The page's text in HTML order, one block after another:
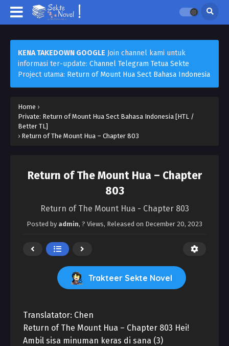
KENA TAKEDOWN GOOGLE Join channel kami untuk
informasi ter-update: Channel Telegram Tetua Sekte
Project utama: Return of Mount Hua Sect Bahasa Indonesia
Home ›
Private: Return of Mount Hua Sect Bahasa Indonesia [HTL /
Better TL]
› Return of The Mount Hua – Chapter 803
Return of The Mount Hua – Chapter
803
Return of The Mount Hua - Chapter 803
Posted by admin, ? Views, Released on December 20, 2023
Trakteer Sekte Novel
Translatator: Chen
Return of The Mount Hua – Chapter 803 Hei!
Ambil sisa minuman keras di sana (3)